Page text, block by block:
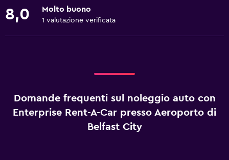
8,0 Molto buono
1 valutazione verificata
Domande frequenti sul noleggio auto con
Enterprise Rent-A-Car presso Aeroporto di
Belfast City